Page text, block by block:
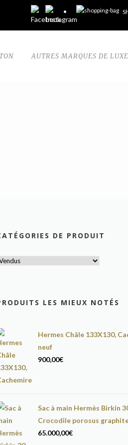
AUTRES MARQUES DE LUXE
DE PRODUIT
LES MIEUX NOTÉS
Hermes Châle 133X130,
neuf
900,00€
Sac à main Hermès Birkin
Crocodile porosus
65.000,00€